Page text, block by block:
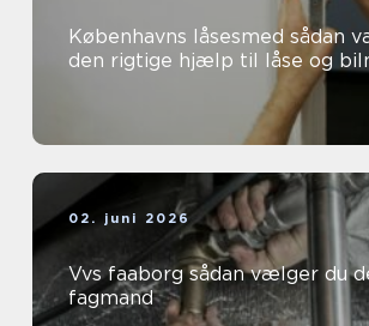
Københavns låsesmed sådan vælger du
den rigtige hjælp til låse og
02. juni 2026
Vvs faaborg sådan vælger du den rigtige
fagmand